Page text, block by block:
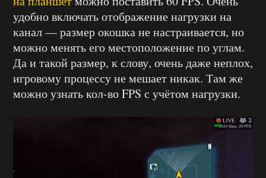
удобно включать отображение нагрузки на
канал — размер окошка не настраивается, но
можно менять его местоположение по углам.
Да и такой размер, к слову, очень даже неплох,
игровому процессу не мешает никак. Там же
можно узнать кол-во FPS с учётом нагрузки.